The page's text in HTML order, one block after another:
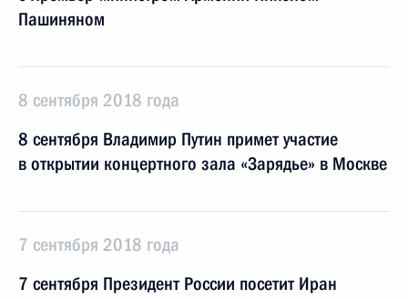
Пашиняном
8 сентября 2018 года
8 сентября Владимир Путин примет участие
в открытии концертного зала «Зарядье» в Москве
7 сентября 2018 года
7 сентября Президент России посетит Иран